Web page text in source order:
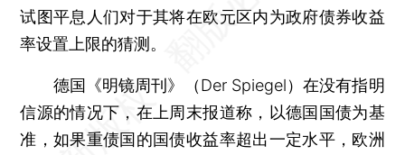
试图平息人们对于其将在欧元区内为政府债券收益
率设置上限的猜测。
德国《明镜周刊》（Der Spiegel）在没有指明
信源的情况下，在上周末报道称，以德国国债为基
准，如果重债国的国债收益率超出一定水平，欧洲